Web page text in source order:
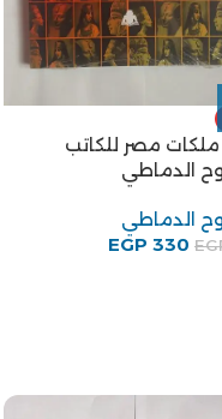
مصر للكاتب
الدماطي
الدماطي
EGP 330